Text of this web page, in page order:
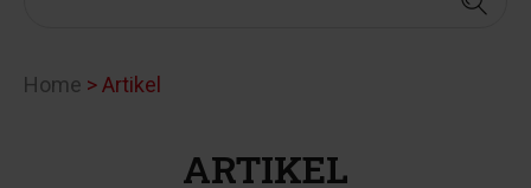
Home >Artikel
ARTIKEL